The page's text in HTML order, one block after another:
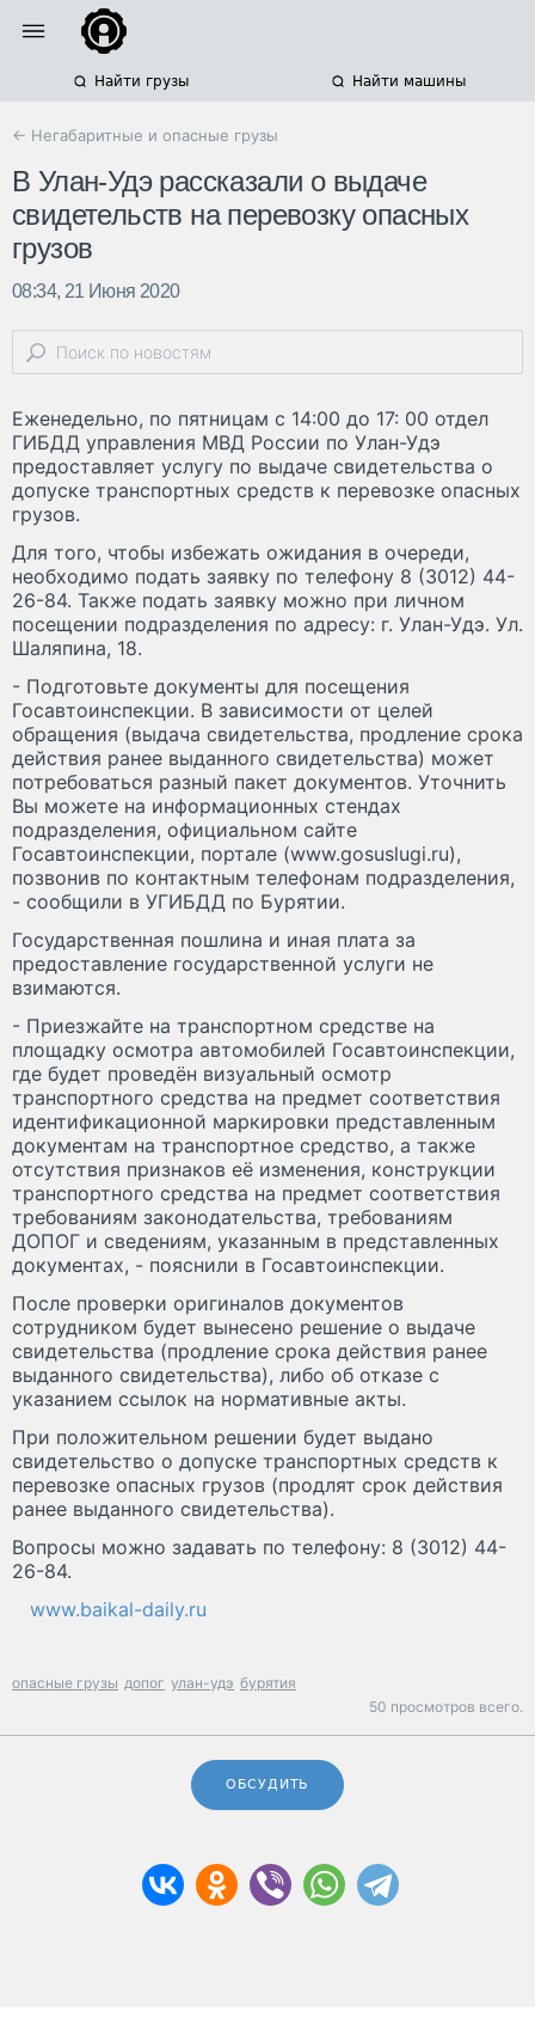
Найти грузы Найти машины
← Негабаритные и опасные грузы
В Улан-Удэ рассказали о выдаче
свидетельств на перевозку опасных
грузов
08:34, 21 Июня 2020
Еженедельно, по пятницам с 14:00 до 17: 00 отдел
ГИБДД управления МВД России по Улан-Удэ
предоставляет услугу по выдаче свидетельства о
допуске транспортных средств к перевозке опасных
грузов.
Для того, чтобы избежать ожидания в очереди,
необходимо подать заявку по телефону 8 (3012) 44-
26-84. Также подать заявку можно при личном
посещении подразделения по адресу: г. Улан-Удэ. Ул.
Шаляпина, 18.
- Подготовьте документы для посещения
Госавтоинспекции. В зависимости от целей
обращения (выдача свидетельства, продление срока
действия ранее выданного свидетельства) может
потребоваться разный пакет документов. Уточнить
Вы можете на информационных стендах
подразделения, официальном сайте
Госавтоинспекции, портале (www.gosuslugi.ru),
позвонив по контактным телефонам подразделения,
- сообщили в УГИБДД по Бурятии.
Государственная пошлина и иная плата за
предоставление государственной услуги не
взимаются.
- Приезжайте на транспортном средстве на
площадку осмотра автомобилей Госавтоинспекции,
где будет проведён визуальный осмотр
транспортного средства на предмет соответствия
идентификационной маркировки представленным
документам на транспортное средство, а также
отсутствия признаков её изменения, конструкции
транспортного средства на предмет соответствия
требованиям законодательства, требованиям
ДОПОГ и сведениям, указанным в представленных
документах, - пояснили в Госавтоинспекции.
После проверки оригиналов документов
сотрудником будет вынесено решение о выдаче
свидетельства (продление срока действия ранее
выданного свидетельства), либо об отказе с
указанием ссылок на нормативные акты.
При положительном решении будет выдано
свидетельство о допуске транспортных средств к
перевозке опасных грузов (продлят срок действия
ранее выданного свидетельства).
Вопросы можно задавать по телефону: 8 (3012) 44-
26-84.
www.baikal-daily.ru
опасные грузы допог улан-удэ бурятия
50 просмотров всего.
ОБСУДИТЬ